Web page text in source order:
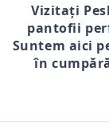
Vizitați
pantofii
Suntem aici
în